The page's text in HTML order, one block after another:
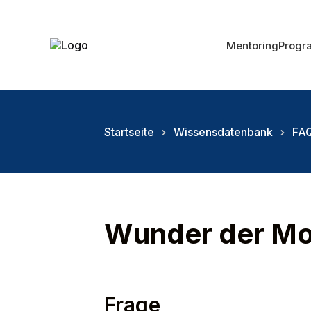
Mentoring
Startseite Wissensdatenbank
Wunder der
Frage